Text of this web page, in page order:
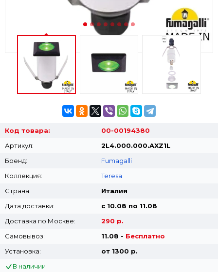
Код товара:
00-00194380
Артикул:
2L4.000.000.AXZ1L
Бренд:
Fumagalli
Коллекция:
Teresa
Страна:
Италия
Дата доставки:
с 10.08 по 11.08
Доставка по Москве:
290 р.
Самовывоз:
11.08 - Бесплатно
Установка:
от 1300 p.
В наличии